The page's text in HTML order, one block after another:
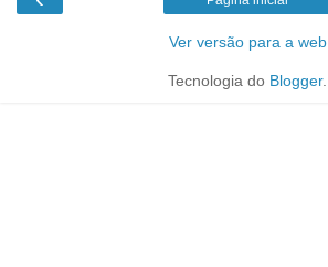
Ver versão para a web
Tecnologia do Blogger.